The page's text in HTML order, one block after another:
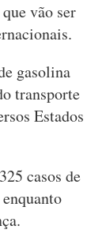
vão ser
gasolina
transporte
Estados
casos de